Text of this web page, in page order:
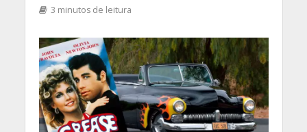
3 minutos de leitura